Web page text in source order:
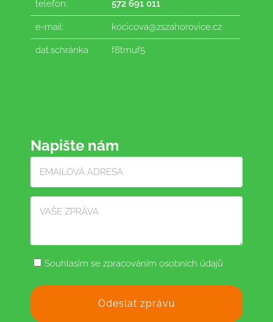
telefon: 572 691 011
e-mail: kocicova@zszahorovice.cz
dat.schránka f8tmuf5
Napište nám
Souhlasím se zpracováním osobních údajů